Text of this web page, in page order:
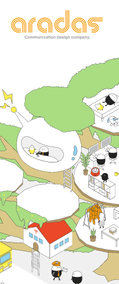
私たちについて
サービス案内
サービスTop
web制作
webマーケティング
保守・管理について
よくあるご質問